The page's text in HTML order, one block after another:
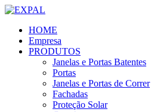
HOME
Empresa
PRODUTOS
Janelas e Portas Batentes
Portas
Janelas e Portas de Correr
Fachadas
Proteção Solar